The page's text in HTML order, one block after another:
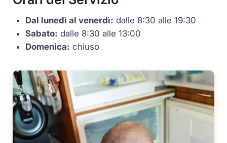
Dal lunedì al venerdì: dalle 8:30 alle 19:30
Sabato: dalle 8:30 alle 13:00
Domenica: chiuso